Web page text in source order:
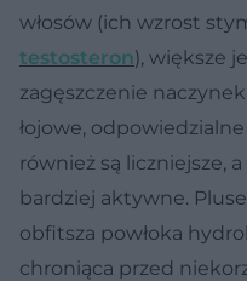
włosów (ich wzrost
testosteron), większe
zagęszczenie
łojowe,
również są liczniejsze,
bardziej aktywne.
obfitsza powłoka
chroniąca przed